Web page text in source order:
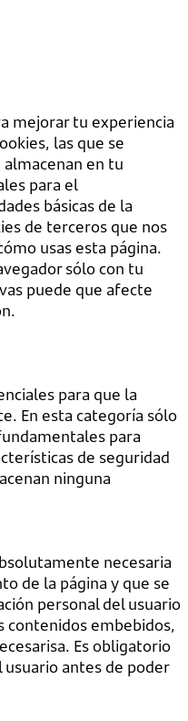
mejorar tu experiencia
las que se
almacenan en tu
para el
básicas de la
de terceros que nos
usas esta página.
sólo con tu
puede que afecte
para que la
En esta categoría sólo
para
de seguridad
ninguna
necesaria
de la página y que se
personal del usuario
contenidos embebidos,
Es obligatorio
antes de poder